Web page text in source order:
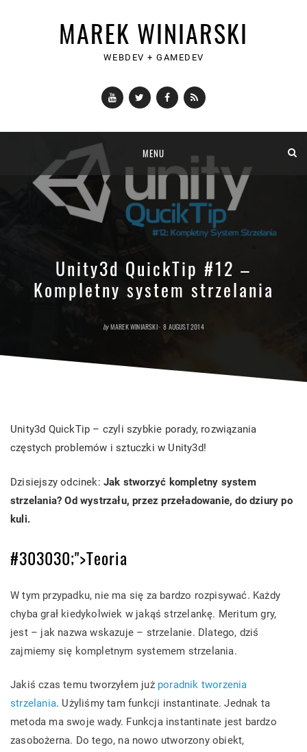
MAREK WINIARSKI
WEBDEV + GAMEDEV
YouTubeTwitterFacebook
RSS
content
MENU
Unity3d QuickTip #12 –
Kompletny system strzelania
byMAREK WINIARSKI POSTED
8 AUGUST 2014
Unity3d QuickTip – czyli szybkie porady, rozwiązania
częstych problemów i sztuczki w Unity3d!
Dzisiejszy odcinek: Jak stworzyć kompletny system
strzelania? Od wystrzału, przez przeładowanie, do dziury po
kuli.
#303030;">Teoria
W tym przypadku, nie ma się za bardzo rozpisywać. Każdy
chyba grał kiedykolwiek w jakąś strzelankę. Meritum gry,
jest – jak nazwa wskazuje – strzelanie. Dlatego, dziś
zajmiemy się kompletnym systemem strzelania.
Jakiś czas temu tworzyłem już poradnik tworzenia
strzelania. Użyliśmy tam funkcji instantinate. Jednak ta
metoda ma swoje wady. Funkcja instantinate jest bardzo
zasobożerna. Do tego, na nowo utworzony obiekt,